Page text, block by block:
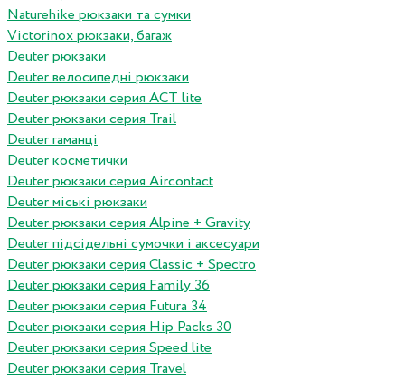
Naturehike рюкзаки та сумки
Victorinox рюкзаки, багаж
Deuter рюкзаки
Deuter велосипедні рюкзаки
Deuter рюкзаки серия ACT lite
Deuter рюкзаки серия Trail
Deuter гаманці
Deuter косметички
Deuter рюкзаки серия Aircontact
Deuter міські рюкзаки
Deuter рюкзаки серия Alpine + Gravity
Deuter підсідельні сумочки і аксесуари
Deuter рюкзаки серия Classic + Spectro
Deuter рюкзаки серия Family 36
Deuter рюкзаки серия Futura 34
Deuter рюкзаки серия Hip Packs 30
Deuter рюкзаки серия Speed lite
Deuter рюкзаки серия Travel